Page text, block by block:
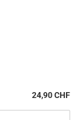
24,90 CHF